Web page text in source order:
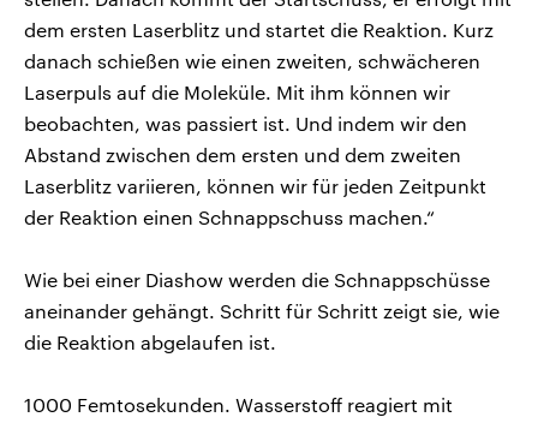
dem ersten Laserblitz und startet die Reaktion. Kurz
danach schießen wie einen zweiten, schwächeren
Laserpuls auf die Moleküle. Mit ihm können wir
beobachten, was passiert ist. Und indem wir den
Abstand zwischen dem ersten und dem zweiten
Laserblitz variieren, können wir für jeden Zeitpunkt
der Reaktion einen Schnappschuss machen.“
Wie bei einer Diashow werden die Schnappschüsse
aneinander gehängt. Schritt für Schritt zeigt sie, wie
die Reaktion abgelaufen ist.
1000 Femtosekunden. Wasserstoff reagiert mit